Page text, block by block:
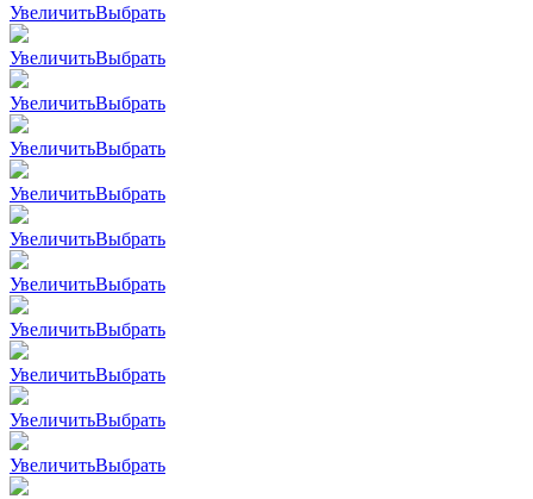
УвеличитьВыбрать
УвеличитьВыбрать
УвеличитьВыбрать
УвеличитьВыбрать
УвеличитьВыбрать
УвеличитьВыбрать
УвеличитьВыбрать
УвеличитьВыбрать
УвеличитьВыбрать
УвеличитьВыбрать
УвеличитьВыбрать